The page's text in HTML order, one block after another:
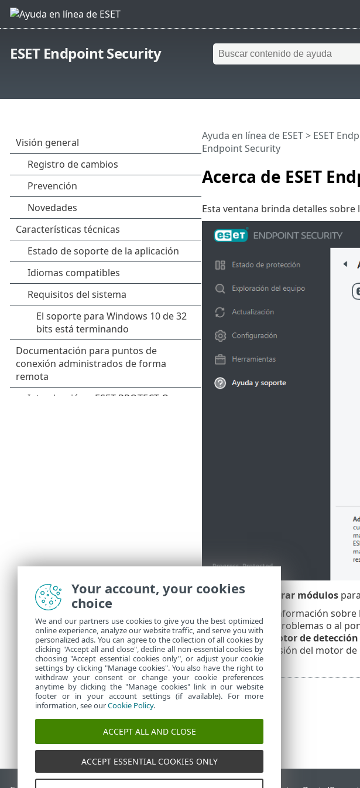
ESET Endpoint Security
Acerca de ESET
Ayuda en línea de ESET> ESET
Endpoint Security
Esta ventana brinda detalles sobre
Haga clic en Mostrar módulos
Puede copiar información
resolución de problemas o al
Haga clic en
Motor de detección
sobre cada versión del motor de
Your account, your cookies
choice
We and our partners use cookies to give you the best optimized
online experience, analyze our website traffic, and serve you with
personalized ads. You can agree to the collection of all cookies by
clicking "Accept all and close", decline all non-essential cookies by
choosing "Accept essential cookies only", or adjust your cookie
settings by clicking "Manage cookies". You also have the right to
withdraw your consent or change your cookie preferences
anytime by clicking the "Manage cookies" link in our website
footer or in your account settings (if available). For more
information, see ourCookie Policy.
ACCEPT ALL AND CLOSE
ACCEPT ESSENTIAL COOKIES ONLY